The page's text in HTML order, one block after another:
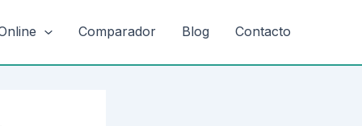
Comparador Blog Contacto